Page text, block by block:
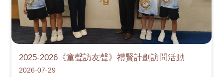
2025-2026《童聲訪友聲》禮賢計劃訪問活動
2026-07-29